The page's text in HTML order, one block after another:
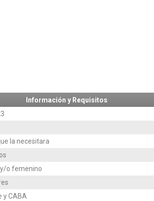
Información y Requisitos
la necesitara
o femenino
y CABA